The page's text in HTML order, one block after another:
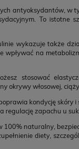
antyoksydantów, w
To istotne
wykazuje także
wpływać na
stosować
okrywy włosowej,
kondycję skóry
regulację zapachu u suk
100% naturalny,
diety,